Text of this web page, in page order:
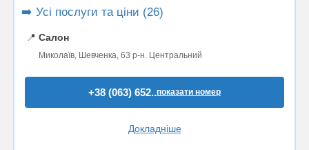
➡️ Усі послуги та ціни (26)
📍 Салон
Миколаїв, Шевченка, 63 р-н. Центральний
+38 (063) 652..показати номер
Докладніше